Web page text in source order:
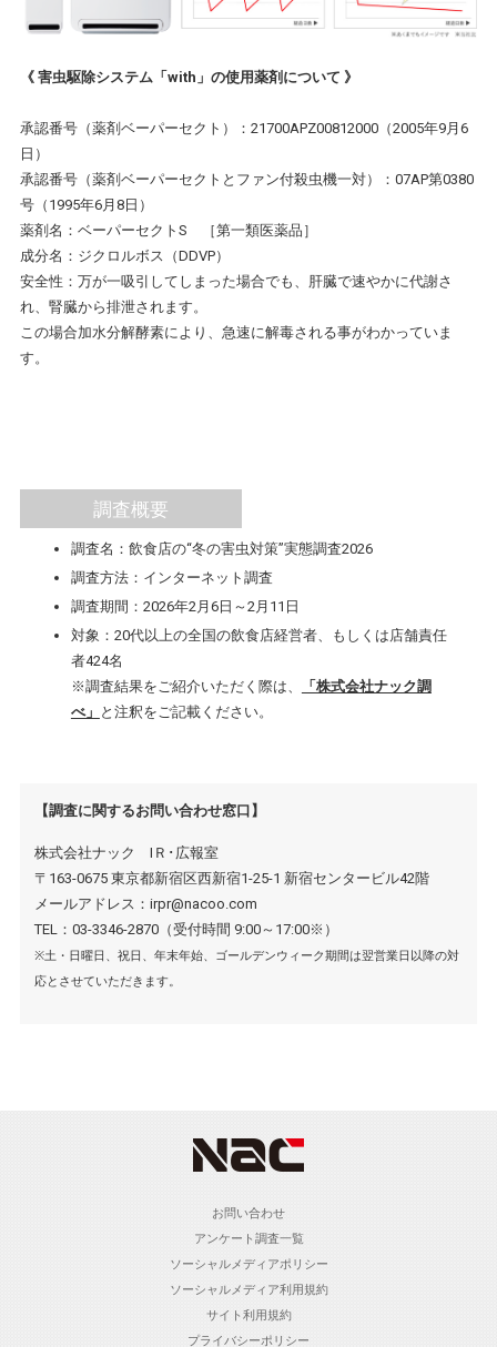
《 害虫駆除システム「with」の使用薬剤について 》
承認番号（薬剤ベーパーセクト）：21700APZ00812000（2005年9月6
日）
承認番号（薬剤ベーパーセクトとファン付殺虫機一対）：07AP第0380
号（1995年6月8日）
薬剤名：ベーパーセクトS ［第一類医薬品］
成分名：ジクロルボス（DDVP）
安全性：万が一吸引してしまった場合でも、肝臓で速やかに代謝さ
れ、腎臓から排泄されます。
この場合加水分解酵素により、急速に解毒される事がわかっていま
す。
調査概要
調査名：飲食店の“冬の害虫対策”実態調査2026
調査方法：インターネット調査
調査期間：2026年2月6日～2月11日
対象：20代以上の全国の飲食店経営者、もしくは店舗責任
者424名
※調査結果をご紹介いただく際は、
「株式会社ナック調
べ」 と注釈をご記載ください。
【調査に関するお問い合わせ窓口】
株式会社ナック IＲ･広報室
〒163-0675 東京都新宿区西新宿1-25-1 新宿センタービル42階
メールアドレス：irpr@nacoo.com
TEL：03-3346-2870（受付時間 9:00～17:00※）
※土・日曜日、祝日、年末年始、ゴールデンウィーク期間は翌営業日以降の対
応とさせていただきます。
お問い合わせ
アンケート調査一覧
ソーシャルメディアポリシー
ソーシャルメディア利用規約
サイト利用規約
プライバシーポリシー